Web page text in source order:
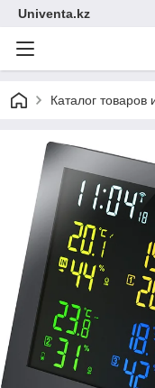
Univenta.kz
Каталог товаров